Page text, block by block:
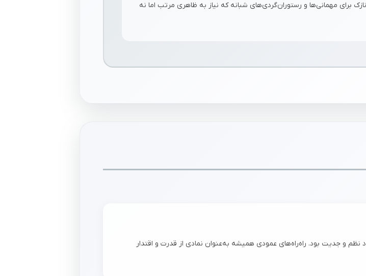
برای مهمانی‌ها و رستوران‌گردی‌های شبانه که نیاز به ظاهری مرتب اما نه
نظم و جدیت بود. راه‌راه‌های عمودی همیشه به‌عنوان نمادی از قدرت و اقتدار